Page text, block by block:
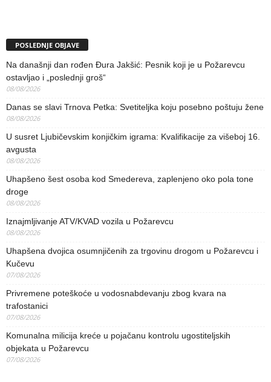
POSLEDNJE OBJAVE
Na današnji dan rođen Đura Jakšić: Pesnik koji je u Požarevcu
ostavljao i „poslednji groš“
08/08/2026
Danas se slavi Trnova Petka: Svetiteljka koju posebno poštuju žene
08/08/2026
U susret Ljubičevskim konjičkim igrama: Kvalifikacije za višeboj 16.
avgusta
08/08/2026
Uhapšeno šest osoba kod Smedereva, zaplenjeno oko pola tone
droge
08/08/2026
Iznajmljivanje ATV/KVAD vozila u Požarevcu
08/08/2026
Uhapšena dvojica osumnjičenih za trgovinu drogom u Požarevcu i
Kučevu
07/08/2026
Privremene poteškoće u vodosnabdevanju zbog kvara na
trafostanici
07/08/2026
Komunalna milicija kreće u pojačanu kontrolu ugostiteljskih
objekata u Požarevcu
07/08/2026